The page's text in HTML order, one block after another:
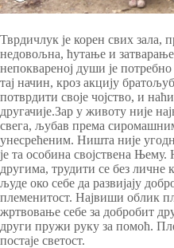
Тврдичлук је корен свих зала,
недовољна, ћутање и затварање
непоквареној души је
тај начин, кроз акцију
потврдити своје чојство, и
другачије.Зар у животу није
свега, љубав према
унесрећеним. Ништа није
je тa особинa својственa Њему.
другима, трудити се без личне
људе око себе да развијају
племенитост. Највиши облик
жртвовање себе за добробит
други пружи руку за помоћ.
постаје светост.